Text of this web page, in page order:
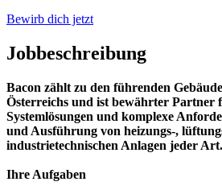
Bewirb dich jetzt
Jobbeschreibung
Bacon zählt zu den führenden
Österreichs und ist bewährter Partner
Systemlösungen und komplexe
und Ausführung von heizungs-,
industrietechnischen Anlagen jeder Art.
Ihre Aufgaben